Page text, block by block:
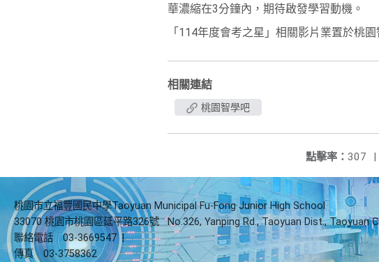
華濃縮在3分鐘內，期待啟發學習動機。
「114年度會考之星」相關影片業置於桃
相關連結
桃園智學吧
點擊率： 307 |
桃園市立福豐國民中學Taoyuan Municipal Fu-Fong Junior High School
33070 桃園市桃園區延平路326號
No.326, Yanping Rd., Taoyuan Dist., Taoyuan
聯絡電話
03-3669547 |
傳真
03-3758362